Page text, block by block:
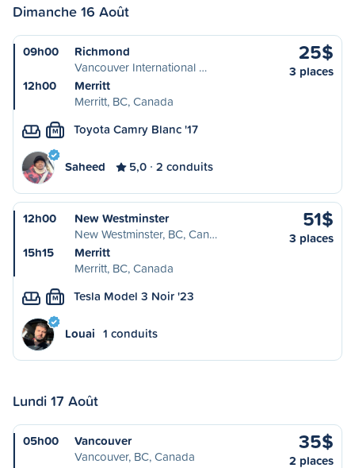
Dimanche 16 Août
09h00
Richmond
Vancouver International …
12h00
Merritt
Merritt, BC, Canada
25$
3 places
M Toyota Camry Blanc '17
Saheed 5,0 2 conduits
12h00
New Westminster
New Westminster, BC, Can…
15h15
Merritt
Merritt, BC, Canada
51$
3 places
M Tesla Model 3 Noir '23
Louai 1 conduits
Lundi 17 Août
05h00
Vancouver
Vancouver, BC, Canada
35$
2 places